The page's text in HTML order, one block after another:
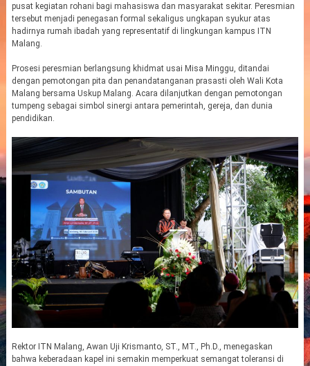
pusat kegiatan rohani bagi mahasiswa dan masyarakat sekitar. Peresmian
tersebut menjadi penegasan formal sekaligus ungkapan syukur atas
hadirnya rumah ibadah yang representatif di lingkungan kampus ITN
Malang.
Prosesi peresmian berlangsung khidmat usai Misa Minggu, ditandai
dengan pemotongan pita dan penandatanganan prasasti oleh Wali Kota
Malang bersama Uskup Malang. Acara dilanjutkan dengan pemotongan
tumpeng sebagai simbol sinergi antara pemerintah, gereja, dan dunia
pendidikan.
Rektor ITN Malang, Awan Uji Krismanto, ST., MT., Ph.D., menegaskan
bahwa keberadaan kapel ini semakin memperkuat semangat toleransi di